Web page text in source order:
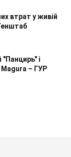
втрат у живій
і
Magura – ГУР